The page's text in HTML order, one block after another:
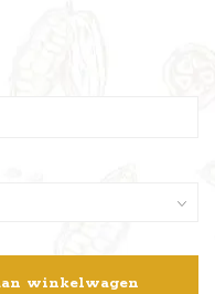
winkelwagen